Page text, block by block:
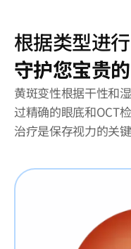
根据类型进
守护您宝贵
黄斑变性根据干性和
过精确的眼底和OCT
治疗是保存视力的关键